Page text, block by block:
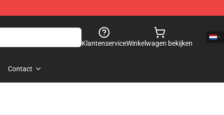
KlantenserviceWinkelwagen bekijken
Contact